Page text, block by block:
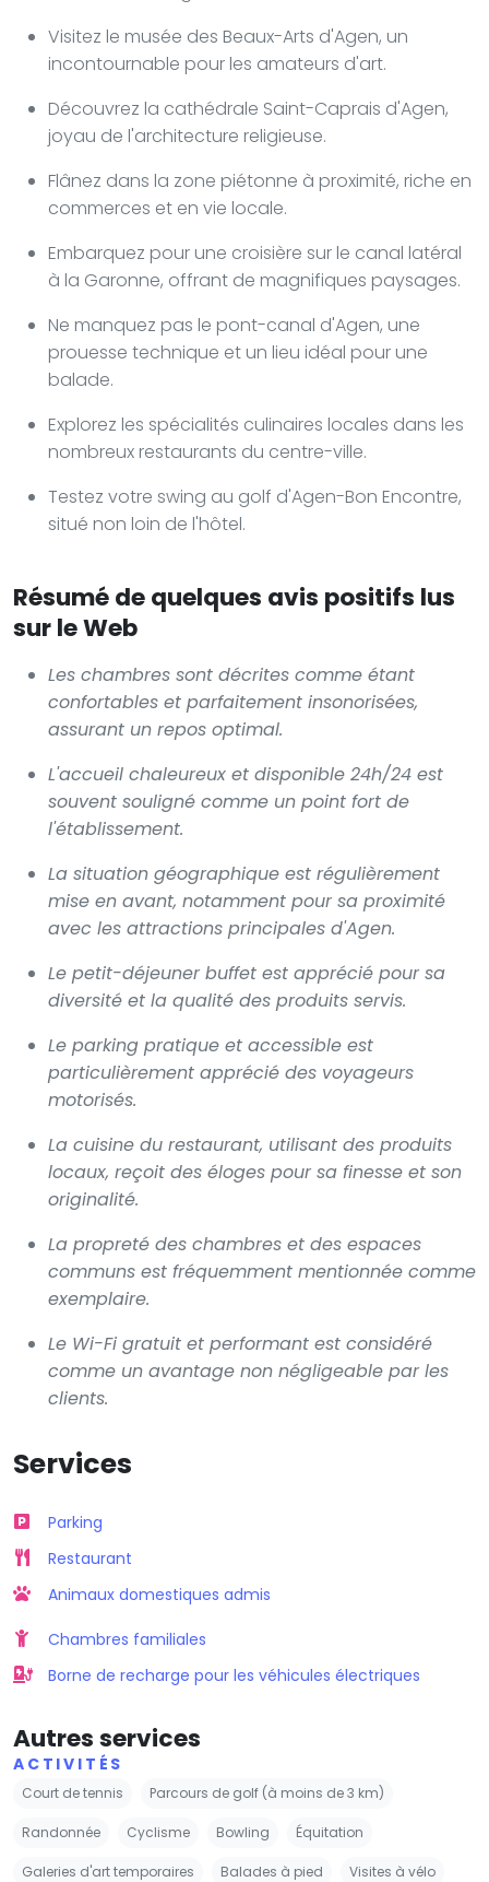
Visitez le musée des Beaux-Arts d'Agen, un
incontournable pour les amateurs d'art.
Découvrez la cathédrale Saint-Caprais d'Agen,
joyau de l'architecture religieuse.
Flânez dans la zone piétonne à proximité, riche en
commerces et en vie locale.
Embarquez pour une croisière sur le canal latéral
à la Garonne, offrant de magnifiques paysages.
Ne manquez pas le pont-canal d'Agen, une
prouesse technique et un lieu idéal pour une
balade.
Explorez les spécialités culinaires locales dans les
nombreux restaurants du centre-ville.
Testez votre swing au golf d'Agen-Bon Encontre,
situé non loin de l'hôtel.
Résumé de quelques avis positifs lus
sur le Web
Les chambres sont décrites comme étant
confortables et parfaitement insonorisées,
assurant un repos optimal.
L'accueil chaleureux et disponible 24h/24 est
souvent souligné comme un point fort de
l'établissement.
La situation géographique est régulièrement
mise en avant, notamment pour sa proximité
avec les attractions principales d'Agen.
Le petit-déjeuner buffet est apprécié pour sa
diversité et la qualité des produits servis.
Le parking pratique et accessible est
particulièrement apprécié des voyageurs
motorisés.
La cuisine du restaurant, utilisant des produits
locaux, reçoit des éloges pour sa finesse et son
originalité.
La propreté des chambres et des espaces
communs est fréquemment mentionnée comme
exemplaire.
Le Wi-Fi gratuit et performant est considéré
comme un avantage non négligeable par les
clients.
Services
Parking
Restaurant
Animaux domestiques admis
Chambres familiales
Borne de recharge pour les véhicules électriques
Autres services
ACTIVITÉS
Court de tennis Parcours de golf (à moins de 3 km)
Randonnée Cyclisme Bowling Équitation
Galeries d'art temporaires Balades à pied Visites à vélo